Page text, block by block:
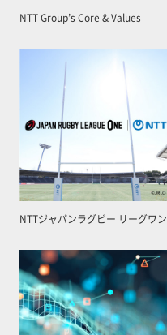
NTT Group’s Core & Values
NTTジャパンラグビー リーグワン